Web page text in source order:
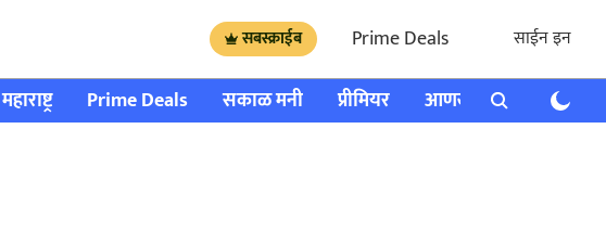
सबस्क्राईब Prime Deals साईन इन
महाराष्ट्र Prime Deals सकाळ मनी प्रीमियर आणखी राशी भविष्य